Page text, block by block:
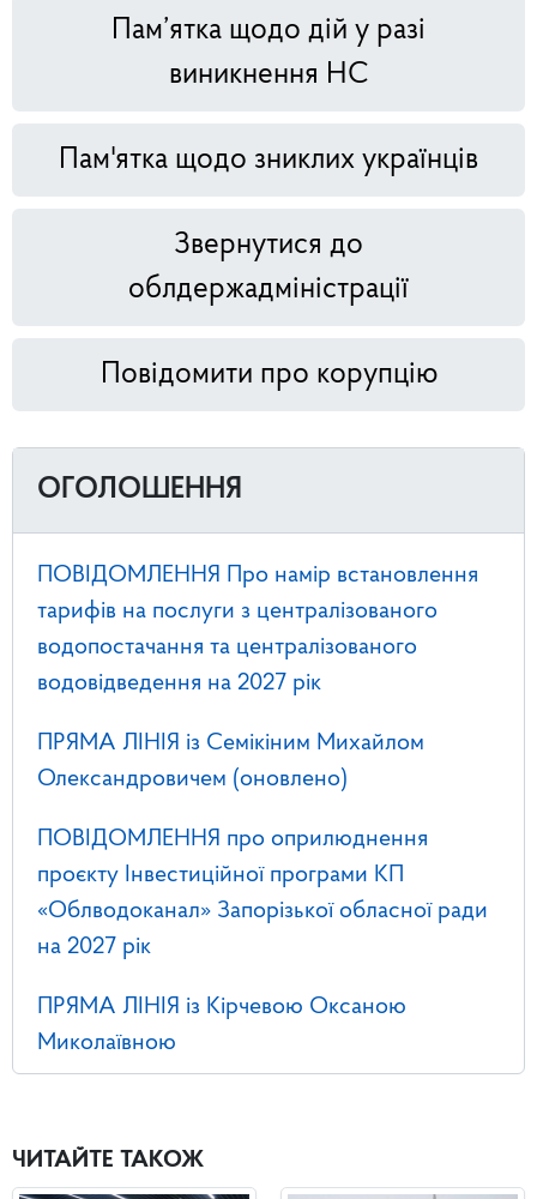
Пам’ятка щодо дій у разі
виникнення НС
Пам'ятка щодо зниклих українців
Звернутися до
облдержадміністрації
Повідомити про корупцію
ОГОЛОШЕННЯ
ПОВІДОМЛЕННЯ Про намір встановлення
тарифів на послуги з централізованого
водопостачання та централізованого
водовідведення на 2027 рік
ПРЯМА ЛІНІЯ із Семікіним Михайлом
Олександровичем (оновлено)
ПОВІДОМЛЕННЯ про оприлюднення
проєкту Інвестиційної програми КП
«Облводоканал» Запорізької обласної ради
на 2027 рік
ПРЯМА ЛІНІЯ із Кірчевою Оксаною
Миколаївною
ЧИТАЙТЕ ТАКОЖ